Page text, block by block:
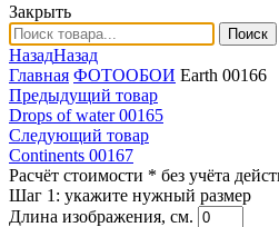
Закрыть
Поиск
НазадНазад
Главная ФОТООБОИ Earth 00166
Предыдущий товар
Drops of water 00165
Следующий товар
Continents 00167
Расчёт стоимости * без учёта
Шаг 1: укажите нужный размер
Длина изображения, см.